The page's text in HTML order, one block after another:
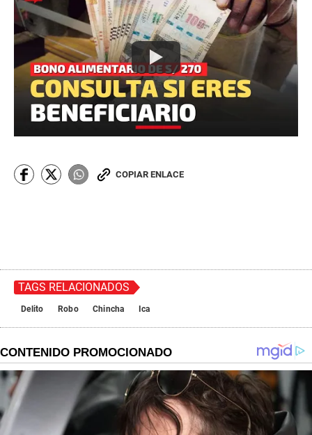
COPIAR ENLACE
TAGS RELACIONADOS
Delito Robo Chincha Ica